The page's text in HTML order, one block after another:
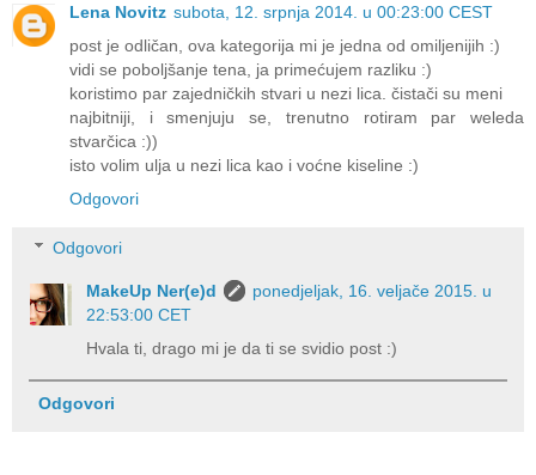
Lena Novitz subota, 12. srpnja 2014. u 00:23:00 CEST
post je odličan, ova kategorija mi je jedna od omiljenijih :)
vidi se poboljšanje tena, ja primećujem razliku :)
koristimo par zajedničkih stvari u nezi lica. čistači su meni
najbitniji, i smenjuju se, trenutno rotiram par weleda
stvarčica :))
isto volim ulja u nezi lica kao i voćne kiseline :)
Odgovori
Odgovori
MakeUp Ner(e)d
ponedjeljak, 16. veljače 2015. u
22:53:00 CET
Hvala ti, drago mi je da ti se svidio post :)
Odgovori